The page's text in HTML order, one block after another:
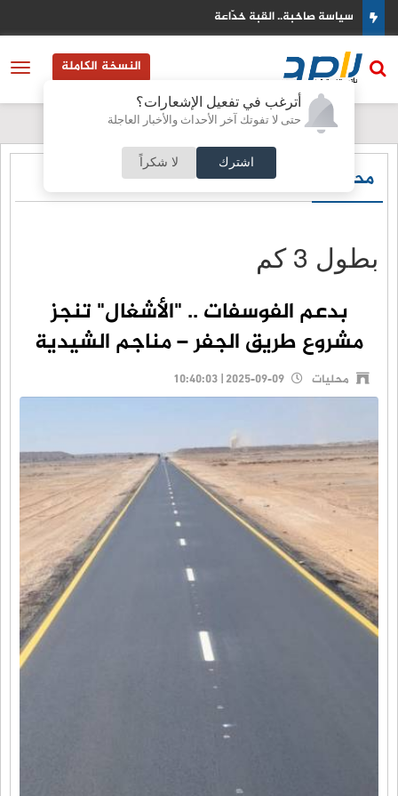
أترغب في تفعيل الإشعارات؟
حتى لا تفوتك آخر الأحداث والأخبار العاجلة
اشترك لا شكراً
سياسة صاخبة.. القبة خدّاعة
النسخة الكاملة
محليات
بطول 3 كم
بدعم الفوسفات .. "الأشغال" تنجز
مشروع طريق الجفر – مناجم الشيدية
محليات